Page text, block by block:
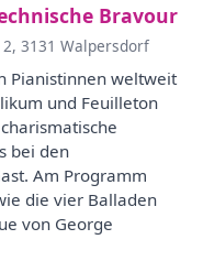
Bravour
3131 Walpersdorf
Pianistinnen weltweit
und Feuilleton
bei den
Am Programm
die vier Balladen
von George